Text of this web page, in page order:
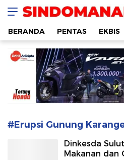
SINDOMANADO
Informatif dan Edukatif
BERANDA PENTAS EKBIS
#Erupsi Gunung
Dinkesda
Makanan dan